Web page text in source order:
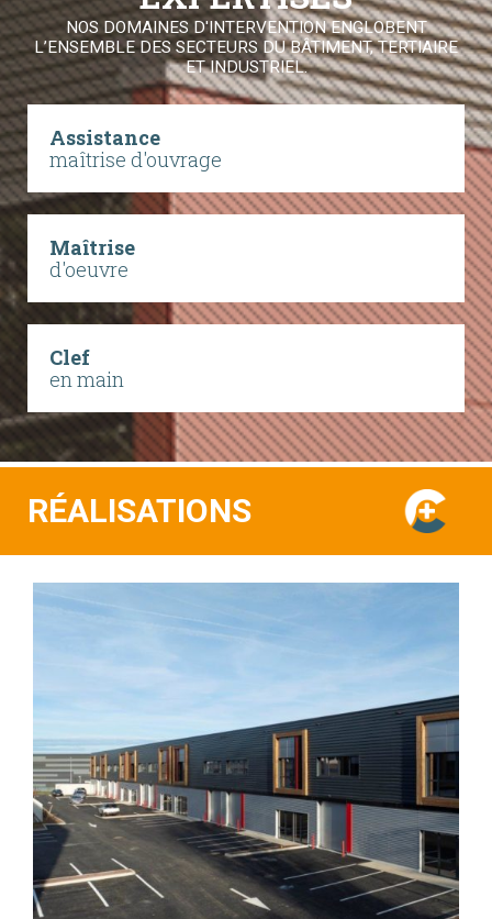
NOS DOMAINES D'INTERVENTION ENGLOBENT
L’ENSEMBLE DES SECTEURS DU BÂTIMENT, TERTIAIRE
ET INDUSTRIEL.
Assistance
maîtrise d'ouvrage
Maîtrise
d'oeuvre
Clef
en main
RÉALISATIONS